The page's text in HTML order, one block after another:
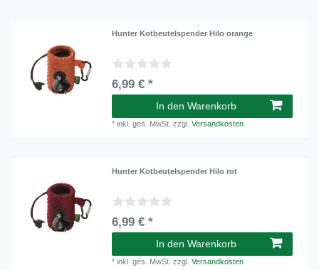
Hunter Kotbeutelspender Hilo orange
6,99 € *
In den Warenkorb
*inkl. ges. MwSt. zzgl.Versandkosten
Hunter Kotbeutelspender Hilo rot
6,99 € *
In den Warenkorb
*inkl. ges. MwSt. zzgl.Versandkosten